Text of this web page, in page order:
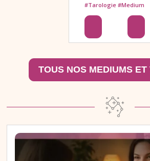
#Tarologie #Medium